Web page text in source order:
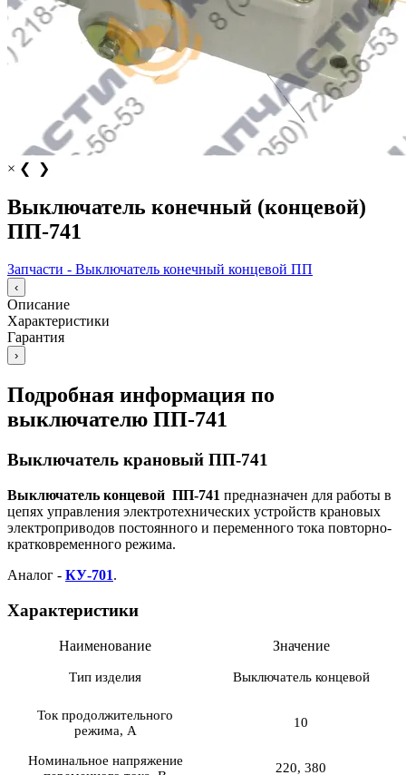
× ❮ ❯
Выключатель конечный (концевой)
ПП-741
Запчасти - Выключатель конечный концевой ПП
‹
Описание
Характеристики
Гарантия
›
Подробная информация по
выключателю ПП-741
Выключатель крановый ПП-741
Выключатель концевой ПП-741 предназначен для работы в
цепях управления электротехнических устройств крановых
электроприводов постоянного и переменного тока повторно-
кратковременного режима.
Аналог - КУ-701.
Характеристики
Наименование Значение
Тип изделия Выключатель концевой
Ток продолжительного
режима, А
10
Номинальное напряжение
220, 380